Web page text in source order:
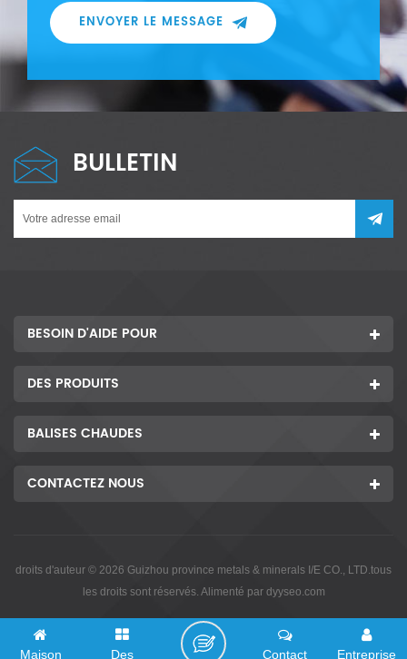
ENVOYER LE MESSAGE
BULLETIN
BESOIN D'AIDE POUR
DES PRODUITS
BALISES CHAUDES
CONTACTEZ NOUS
droits d'auteur © 2026 Guizhou province metals & minerals I/E CO., LTD.tous
les droits sont réservés. Alimenté par dyyseo.com
Maison Des Entreprise
Contact